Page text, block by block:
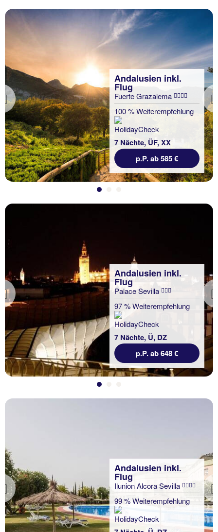
Previous
Andalusien inkl.
Flug
Fuerte Grazalema
100 % Weiterempfehlung
7 Nächte, ÜF, XX
p.P. ab 585 €
Previous
Andalusien inkl.
Flug
Palace Sevilla
97 % Weiterempfehlung
7 Nächte, Ü, DZ
p.P. ab 648 €
Previous
Andalusien inkl.
Flug
Ilunion Alcora Sevilla
99 % Weiterempfehlung